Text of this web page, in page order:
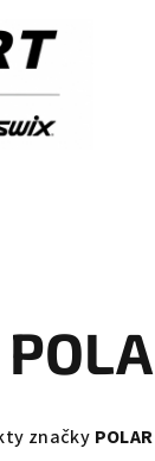
značky POLAR